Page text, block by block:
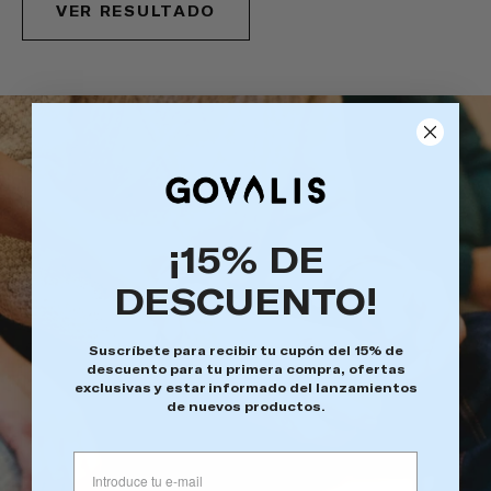
VER RESULTADO
¡15% DE
DESCUENTO!
Suscríbete para recibir tu cupón del 15% de
descuento para tu primera compra, ofertas
exclusivas y estar informado del lanzamientos
de nuevos productos.